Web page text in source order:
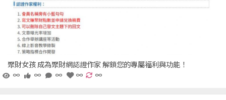
聚財女孩 成為聚財網認證作家 解鎖您的專屬福利與功能！
∞
∞ ∞ ∞ ∞